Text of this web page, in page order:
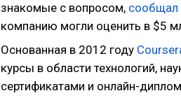
знакомые с вопросом, сообщал
компанию могли оценить в $5
Основанная в 2012 году
курсы в области технологий,
сертификатами и онлайн-